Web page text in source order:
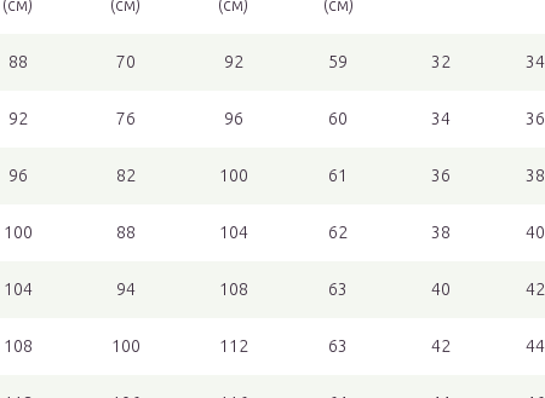
(см)
(см)
(см)
(см)
88 70 92 59 32 34
92 76 96 60 34 36
96 82 100 61 36 38
100 88 104 62 38 40
104 94 108 63 40 42
108 100 112 63 42 44